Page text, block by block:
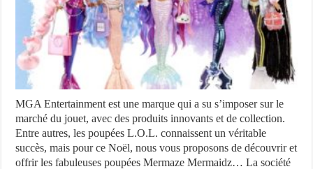
MGA Entertainment est une marque qui a su s’imposer sur le
marché du jouet, avec des produits innovants et de collection.
Entre autres, les poupées L.O.L. connaissent un véritable
succès, mais pour ce Noël, nous vous proposons de découvrir et
offrir les fabuleuses poupées Mermaze Mermaidz… La société